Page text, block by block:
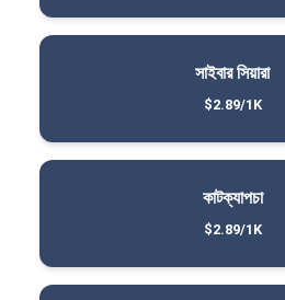
সাইবার সিয়ারা
$2.89/1K
কাটক্যাপচা
$2.89/1K